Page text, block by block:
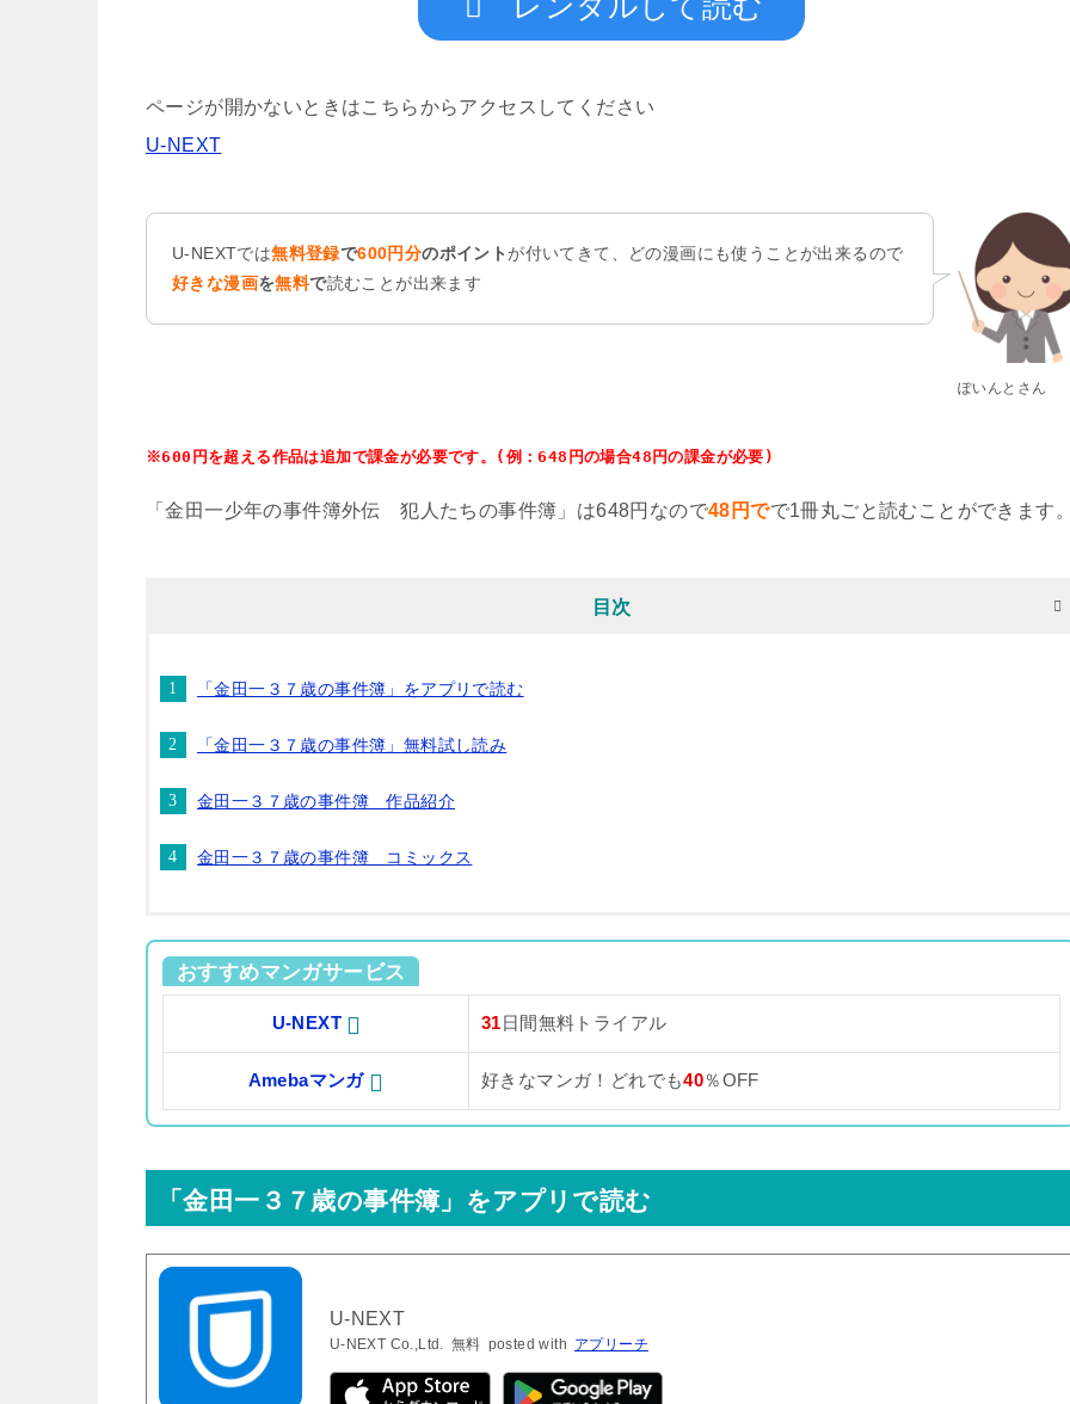
ページが開かないときはこちらからアクセスしてください
U-NEXT
ぽいんとさん
U-NEXTでは無料登録で600円分のポイント が付いてきて、どの漫画にも使うことが出来るので
好きな漫画を無料で読むことが出来ます
※600円を超える作品は追加で課金が必要です。(例：648円の場合48円の課金が必要)
「金田一少年の事件簿外伝 犯人たちの事件簿」は648円なので48円でで1冊丸ごと読むことができます
目次
「金田一３７歳の事件簿」をアプリで読む
「金田一３７歳の事件簿」無料試し読み
金田一３７歳の事件簿 作品紹介
金田一３７歳の事件簿 コミックス
おすすめマンガサービス
U-NEXT 31 日間無料トライアル
Amebaマンガ 好きなマンガ！どれでも40％OFF
「金田一３７歳の事件簿」をアプリで読む
U-NEXT
U-NEXT Co.,Ltd. 無料 posted with アプリーチ